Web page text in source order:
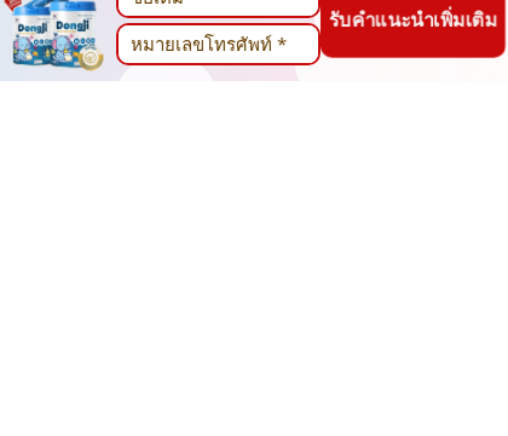
โรงงานมีกระบวนการแบบครบวงจร มี
เทคโนโลยีและสายการผลิตที่ทันสมัย ​​ทีมผู้
เชี่ยวชาญมืออาชีพ และกระบวนการผลิตที่
รับคำแนะนำเพิ่มเติม